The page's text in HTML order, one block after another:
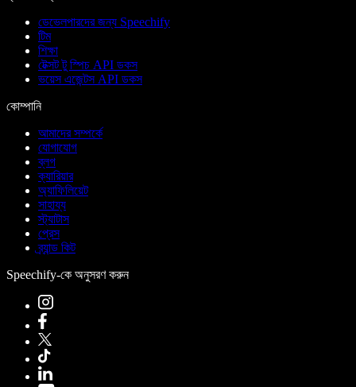
ডেভেলপারদের জন্য Speechify
টিম
শিক্ষা
টেক্সট টু স্পিচ API ডকস
ভয়েস এজেন্টস API ডকস
কোম্পানি
আমাদের সম্পর্কে
যোগাযোগ
ব্লগ
ক্যারিয়ার
অ্যাফিলিয়েট
সাহায্য
স্ট্যাটাস
প্রেস
ব্র্যান্ড কিট
Speechify-কে অনুসরণ করুন